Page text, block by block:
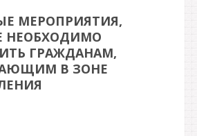
МЕРОПРИЯТИЯ,
НЕОБХОДИМО
ГРАЖДАНАМ,
В ЗОНЕ